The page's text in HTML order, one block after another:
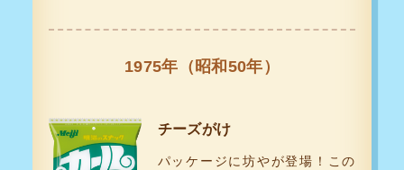
1975年（昭和50年）
チーズがけ
パッケージに坊やが登場！この